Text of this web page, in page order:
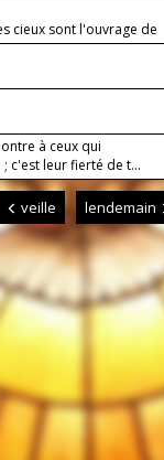
cieux sont l'ouvrage de
à ceux qui
c'est leur fierté de t...
veille lendemain